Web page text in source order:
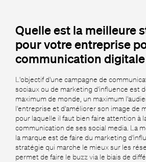
Quelle est la meilleure
pour votre entreprise
communication digitale
L'objectif d'une campagne de
sociaux ou de marketing d'influence est
maximum de monde, un maximum
l'entreprise et d'améliorer son image de
pour laquelle il faut bien faire attention à
communication de ses social media. La
la marque est de faire du marketing
stratégie qui marche le mieux sur les
permet de faire le buzz via le biais de